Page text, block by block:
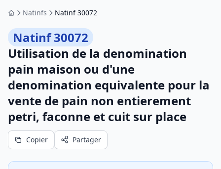
AccueilNatinfs Natinf 30072
Natinf 30072
Utilisation de la denomination
pain maison ou d'une
denomination equivalente pour la
vente de pain non entierement
petri, faconne et cuit sur place
Copier Partager